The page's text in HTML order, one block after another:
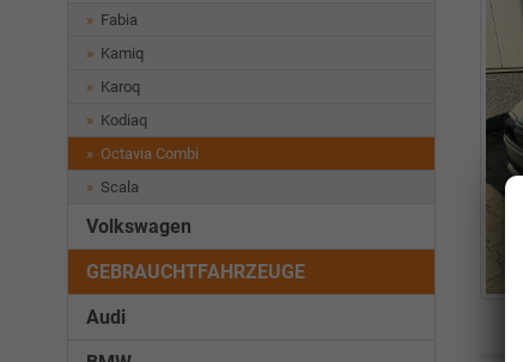
Fabia
Kamiq
Karoq
Kodiaq
Octavia Combi
Scala
Volkswagen
GEBRAUCHTFAHRZEUGE
Audi